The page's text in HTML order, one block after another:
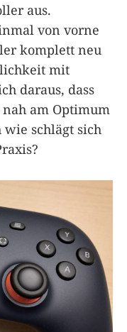
aus.
von vorne
komplett neu
mit
daraus, dass
am Optimum
schlägt sich